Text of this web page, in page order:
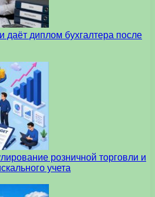
даёт диплом бухгалтера после
розничной торговли и
учета